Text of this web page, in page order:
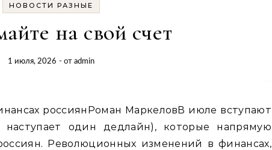
НОВОСТИ РАЗНЫЕ
на свой счет
1 июля, 2026 - от admin
россиянРоман МаркеловВ июле вступают
один дедлайн), которые напрямую
Революционных изменений в финансах,